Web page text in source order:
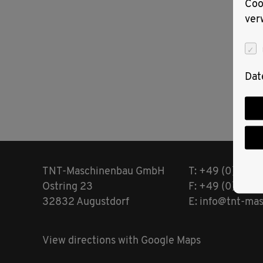
TNT-Maschinenbau GmbH
Ostring 23
32832 Augustdorf
T: +49 (0)
F: +49 (0)
E: info@tnt-
View directions with Google Maps